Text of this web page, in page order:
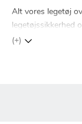
Alt vores legetøj
legetøjssikkerhed
(+)